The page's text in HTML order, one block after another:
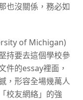
也沒關係，務必如
of Michigan)
持要去這個學校參
件的essay裡面，
，形容全場幾萬人
校友網絡」的強